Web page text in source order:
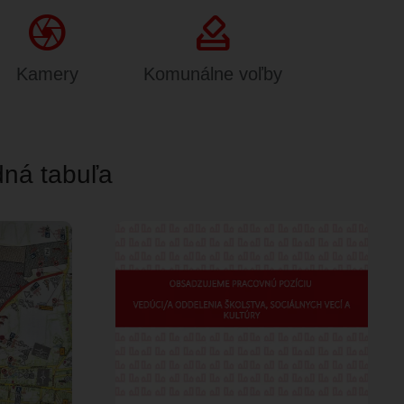
Camera
Kamery
how_to_vote
Komunálne voľby
tabuľa